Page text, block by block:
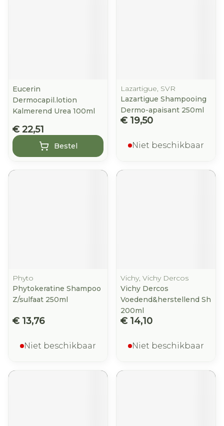
Eucerin
Dermocapil.lotion
Kalmerend Urea 100ml
€ 22,51
Bestel
Lazartigue, SVR
Lazartigue Shampooing
Dermo-apaisant 250ml
€ 19,50
Niet beschikbaar
Phyto
Phytokeratine Shampoo
Z/sulfaat 250ml
€ 13,76
Niet beschikbaar
Vichy, Vichy Dercos
Vichy Dercos
Voedend&herstellend Sh
200ml
€ 14,10
Niet beschikbaar